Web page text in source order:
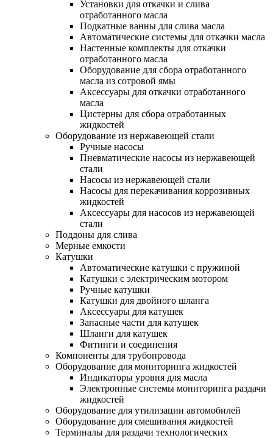
Установки для откачки и слива
отработанного масла
Подкатные ванны для слива масла
Автоматические системы для откачки масла
Настенные комплекты для откачки
отработанного масла
Оборудование для сбора отработанного
масла из сотровой ямы
Аксессуары для откачки отработанного
масла
Цистерны для сбора отработанных
жидкостей
Оборудование из нержавеющей стали
Ручные насосы
Пневматические насосы из нержавеющей
стали
Насосы из нержавеющей стали
Насосы для перекачивания коррозивных
жидкостей
Аксессуары для насосов из нержавеющей
стали
Поддоны для слива
Мерные емкости
Катушки
Автоматические катушки с пружиной
Катушки с электрическим мотором
Ручные катушки
Катушки для двойного шланга
Аксессуары для катушек
Запасные части для катушек
Шланги для катушек
Фитинги и соединения
Компоненты для трубопровода
Оборудование для мониторинга жидкостей
Индикаторы уровня для масла
Электронные системы мониторинга раздачи
жидкостей
Оборудование для утилизации автомобилей
Оборудование для смешивания жидкостей
Терминалы для раздачи технологических